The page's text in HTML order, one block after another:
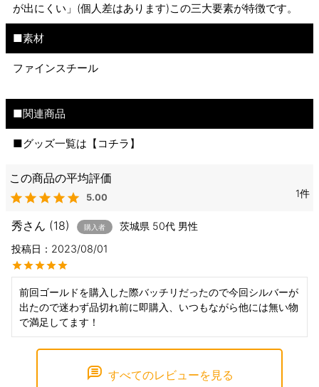
が出にくい」(個人差はあります)この三大要素が特徴です。
■素材
ファインスチール
■関連商品
■グッズ一覧は【 コチラ 】
5.00 1
秀 18 購入者 茨城県 50代 男性
投稿日
2023/08/01
前回ゴールドを購入した際バッチリだったので今回シルバーが
出たので迷わず品切れ前に即購入、いつもながら他には無い物
で満足してます！
すべてのレビューを見る